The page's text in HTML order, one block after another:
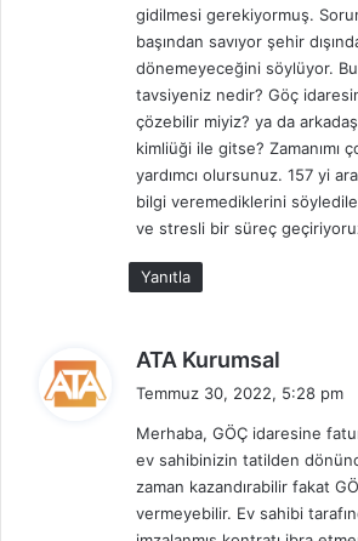
gidilmesi gerekiyormuş.
başından savıyor şehir
dönemeyeceğini söylüyor.
tavsiyeniz nedir? Göç
çözebilir miyiz? ya da
kimliüği ile gitse? Zamanımı
yardımcı olursunuz. 157 yi
bilgi veremediklerini
ve stresli bir süreç
Yanıtla
ATA Kurumsal
i
k
i
:
Temmuz 30, 2022, 5:28 pm
Merhaba, GÖÇ idaresine
ev sahibinizin tatilden
zaman kazandırabilir fakat
vermeyebilir. Ev sahibi